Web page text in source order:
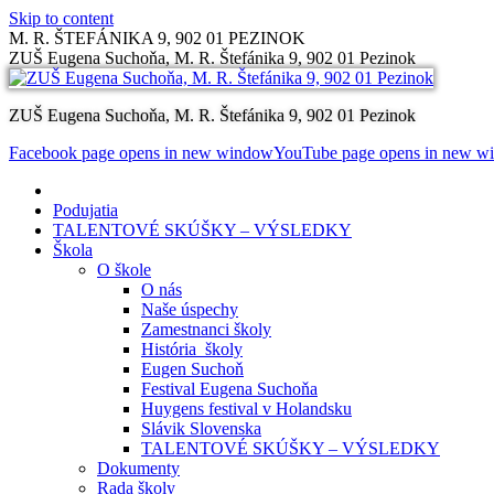
Skip to content
M. R. ŠTEFÁNIKA 9, 902 01 PEZINOK
ZUŠ Eugena Suchoňa, M. R. Štefánika 9, 902 01 Pezinok
ZUŠ Eugena Suchoňa, M. R. Štefánika 9, 902 01 Pezinok
Facebook page opens in new windowYouTube page opens in new
Podujatia
TALENTOVÉ SKÚŠKY – VÝSLEDKY
Škola
O škole
O nás
Naše úspechy
Zamestnanci školy
História školy
Eugen Suchoň
Festival Eugena Suchoňa
Huygens festival v Holandsku
Slávik Slovenska
TALENTOVÉ SKÚŠKY – VÝSLEDKY
Dokumenty
Rada školy